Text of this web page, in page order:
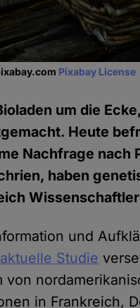
Pixabay License
um die
Heute
Nachfrage nach
haben
und
aktuelle Studie
von
in Frankreich,